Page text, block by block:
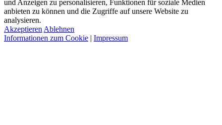
und Anzeigen zu personalisieren, Funktionen für soziale Medien
anbieten zu können und die Zugriffe auf unsere Website zu
analysieren.
Akzeptieren Ablehnen
Informationen zum Cookie | Impressum